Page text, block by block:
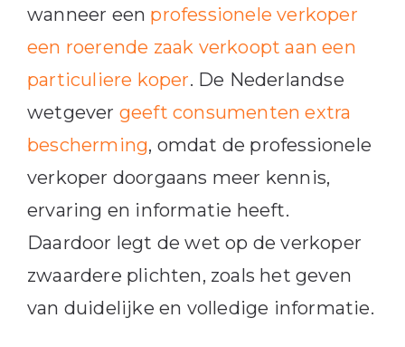
wanneer een professionele verkoper
een roerende zaak verkoopt aan een
particuliere koper. De Nederlandse
wetgever geeft consumenten extra
bescherming, omdat de professionele
verkoper doorgaans meer kennis,
ervaring en informatie heeft.
Daardoor legt de wet op de verkoper
zwaardere plichten, zoals het geven
van duidelijke en volledige informatie.